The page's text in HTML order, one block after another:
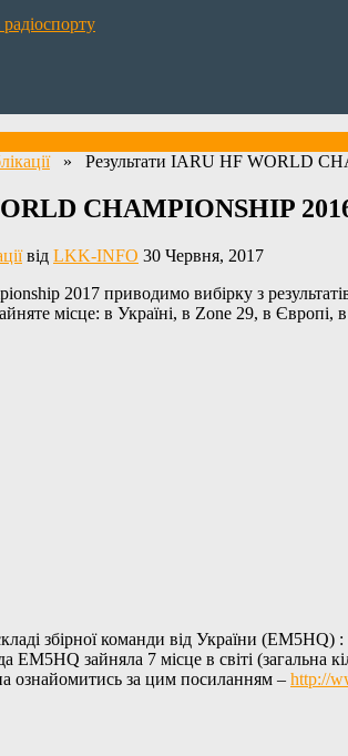
» Результати IARU HF WORLD
CHAMPIONSHIP
від LKK-INFO 30 Червня, 2017
2017 приводимо вибірку з
місце: в Україні, в Zone 29, в Європі, в
збірної команди від України
зайняла 7 місце в світі (загальна
ознайомитись за цим посиланням – http://